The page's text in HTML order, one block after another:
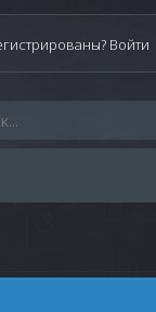
Войти